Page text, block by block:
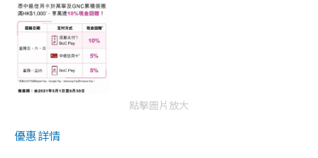
點擊圖片放大
優惠詳情